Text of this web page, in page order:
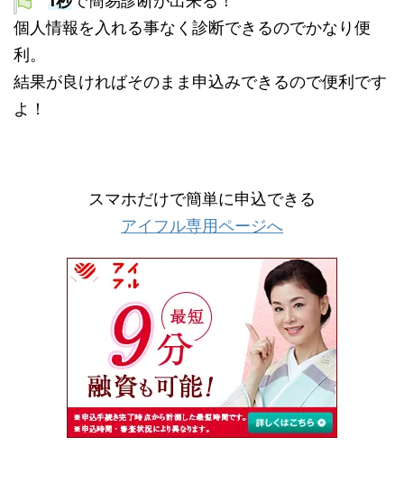
個人情報を入れる事なく診断できるのでかなり便
利。
結果が良ければそのまま申込みできるので便利です
よ！
スマホだけで簡単に申込できる
アイフル専用ページへ